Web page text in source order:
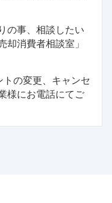
の事、相談したい
消費者相談室」
の変更、キャンセ
様にお電話にてご